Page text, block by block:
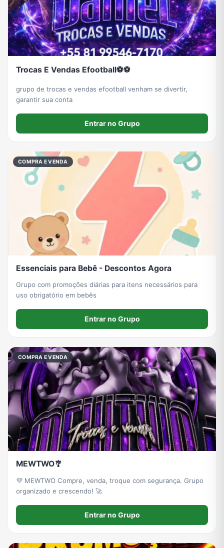
Trocas E Vendas Efootball⚽⚽
grupo de trocas e vendas efootball venham se divertir,
garantir sua conta
Entrar no Grupo
COMPRA E VENDA
Essenciais para Bebê - Descontos Agora
Grupo com promoções diárias para itens necessários para
uso obrigatório em bebês
Entrar no Grupo
COMPRA E VENDA
MEWTWO🎐
💜 MEWTWO Compre, venda, troque com segurança. Grupo
organizado e crescendo! 🚀
Entrar no Grupo